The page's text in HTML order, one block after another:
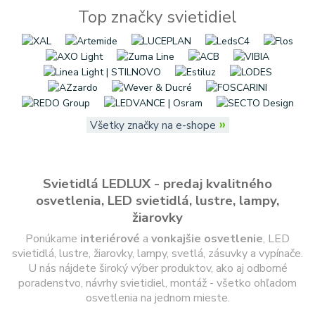
Top značky svietidiel
Všetky značky na e-shope »
Svietidlá LEDLUX - predaj kvalitného
osvetlenia, LED svietidlá, lustre, lampy,
žiarovky
Ponúkame interiérové a vonkajšie osvetlenie, LED
svietidlá, lustre, žiarovky, lampy, svetlá, zásuvky a vypínače.
U nás nájdete široký výber produktov, ako aj odborné
poradenstvo, návrhy svietidiel, montáž - všetko ohľadom
osvetlenia na jednom mieste.